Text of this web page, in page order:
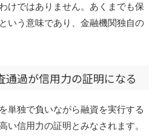
けではありません。あくまでも保
いう意味であり、金融機関独自の
通過が信用力の証明になる
単独で負いながら融資を実行する
い信用力の証明とみなされます。